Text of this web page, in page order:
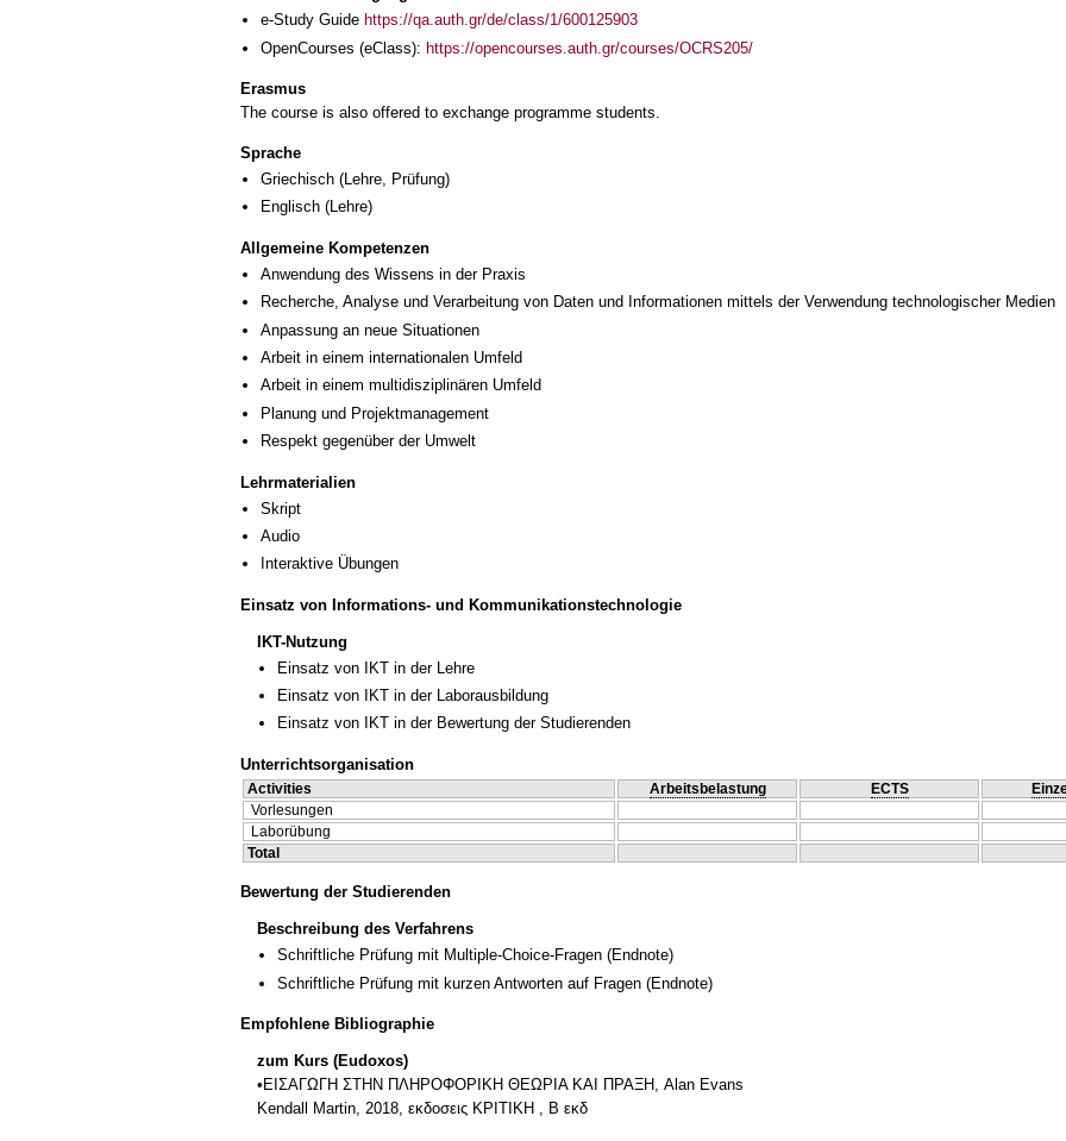
e-Study Guide https://qa.auth.gr/de/class/1/600125903
OpenCourses (eClass): https://opencourses.auth.gr/courses/OCRS205/
Erasmus
The course is also offered to exchange programme students.
Sprache
Griechisch (Lehre, Prüfung)
Englisch (Lehre)
Allgemeine Kompetenzen
Anwendung des Wissens in der Praxis
Recherche, Analyse und Verarbeitung von Daten und Informationen mittels der Verwendung technologischer Medien
Anpassung an neue Situationen
Arbeit in einem internationalen Umfeld
Arbeit in einem multidisziplinären Umfeld
Planung und Projektmanagement
Respekt gegenüber der Umwelt
Lehrmaterialien
Skript
Audio
Interaktive Übungen
Einsatz von Informations- und Kommunikationstechnologie
IKT-Nutzung
Einsatz von IKT in der Lehre
Einsatz von IKT in der Laborausbildung
Einsatz von IKT in der Bewertung der Studierenden
Unterrichtsorganisation
Activities Arbeitsbelastung ECTS
Vorlesungen
Laborübung
Total
Bewertung der Studierenden
Beschreibung des Verfahrens
Schriftliche Prüfung mit Multiple-Choice-Fragen (Endnote)
Schriftliche Prüfung mit kurzen Antworten auf Fragen (Endnote)
Empfohlene Bibliographie
zum Kurs (Eudoxos)
•ΕΙΣΑΓΩΓΗ ΣΤΗΝ ΠΛΗΡΟΦΟΡΙΚΗ ΘΕΩΡΙΑ ΚΑΙ ΠΡΑΞΗ, Alan Evans
Kendall Martin, 2018, εκδοσεις ΚΡΙΤΙΚΗ , Β εκδ